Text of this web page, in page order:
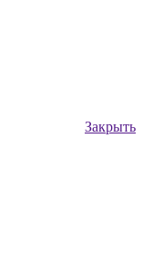
Закрыть